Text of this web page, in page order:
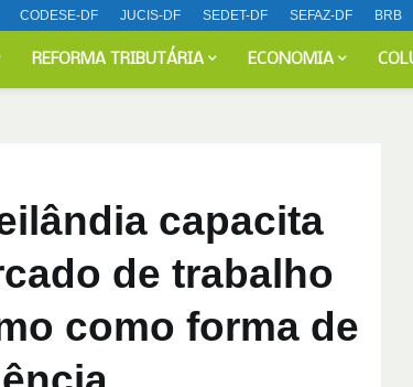
CODESE-DF JUCIS-DF SEDET-DF SEFAZ-DF BRB
REFORMA TRIBUTÁRIA ECONOMIA
capacita
de trabalho
como forma de